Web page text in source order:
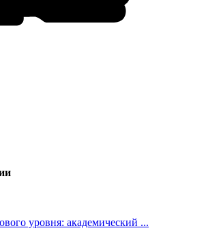
уровня: академический ...